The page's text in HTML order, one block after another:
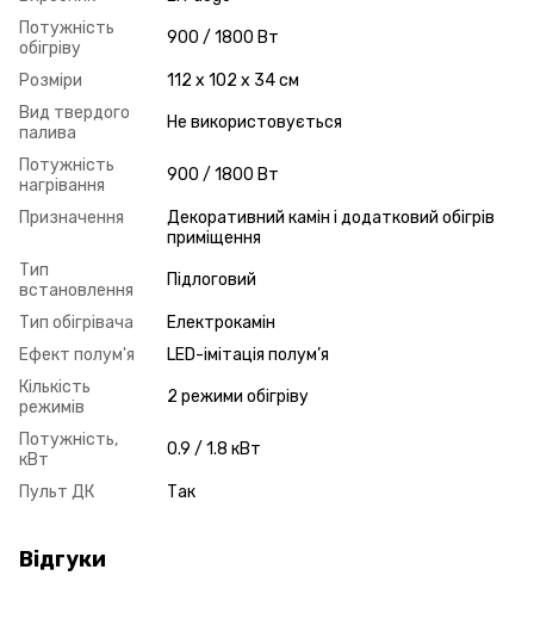
Потужність
обігріву
900 / 1800 Вт
Розміри
112 x 102 x 34 см
Вид твердого
палива
Не використовується
Потужність
нагрівання
900 / 1800 Вт
Призначення
Декоративний камін і додатковий обігрів
приміщення
Тип
встановлення
Підлоговий
Тип обігрівача
Електрокамін
Ефект полум'я
LED-імітація полум’я
Кількість
режимів
2 режими обігріву
Потужність,
кВт
0.9 / 1.8 кВт
Пульт ДК Так
Відгуки